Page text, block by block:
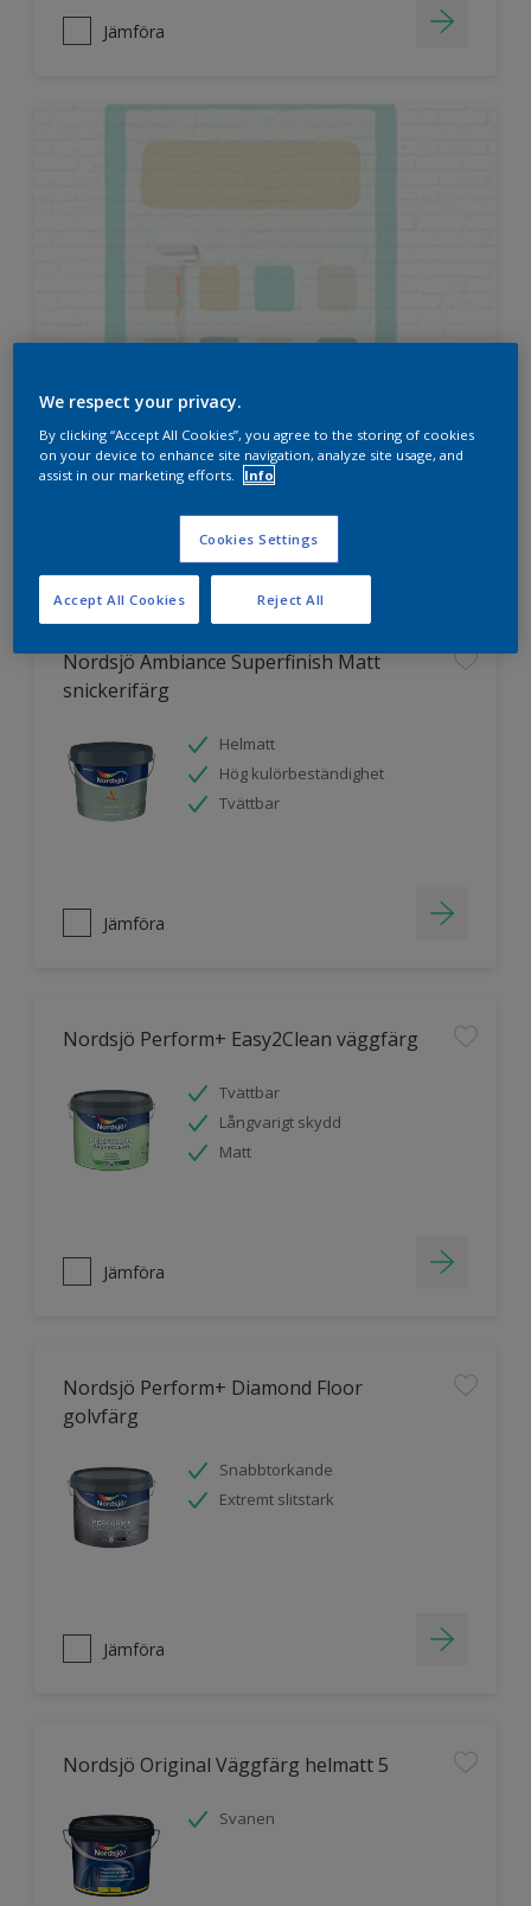
Jämföra
HUR MYCKET FÄRG BEHÖVER DU?
Prova vår färgkalkylator
Nordsjö Ambiance Superfinish Matt
snickerifärg
Helmatt
Hög kulörbeständighet
Tvättbar
Jämföra
Nordsjö Perform+ Easy2Clean väggfärg
Tvättbar
Långvarigt skydd
Matt
Jämföra
Nordsjö Perform+ Diamond Floor
golvfärg
Snabbtorkande
Extremt slitstark
Jämföra
Nordsjö Original Väggfärg helmatt 5
Svanen
We respect your privacy.
By clicking “Accept All Cookies”, you agree to the storing of cookies
on your device to enhance site navigation, analyze site usage, and
assist in our marketing efforts.
Info
Cookies Settings
Reject All
Accept All Cookies